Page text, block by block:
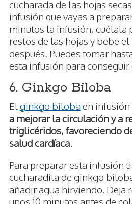
cucharada de las hojas
infusión que vayas a
minutos la infusión, cuélala
restos de las hojas y bebe
después. Puedes tomar
esta infusión para
6. Ginkgo Biloba
El ginkgo biloba en
a mejorar la circulación y a
triglicéridos, favoreciendo
salud cardíaca.
Para preparar esta infusión
cucharadita de ginkgo
añadir agua hirviendo. Deja
unos 10 minutos antes de